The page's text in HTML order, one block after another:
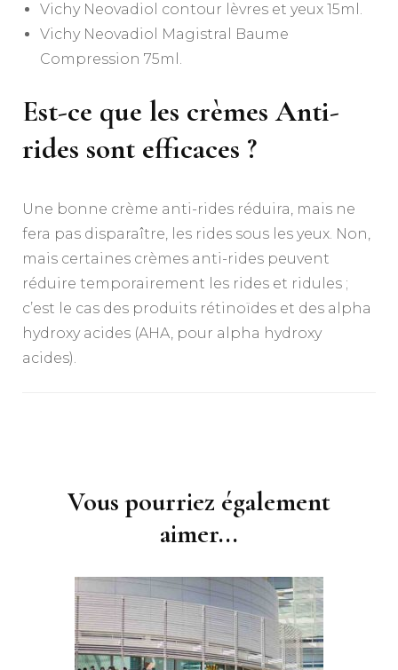
Vichy Neovadiol contour lèvres et yeux 15ml.
Vichy Neovadiol Magistral Baume
Compression 75ml.
Est-ce que les crèmes Anti-
rides sont efficaces ?
Une bonne crème anti-rides réduira, mais ne
fera pas disparaître, les rides sous les yeux. Non,
mais certaines crèmes anti-rides peuvent
réduire temporairement les rides et ridules ;
c’est le cas des produits rétinoïdes et des alpha
hydroxy acides (AHA, pour alpha hydroxy
acides).
Vous pourriez également
aimer...